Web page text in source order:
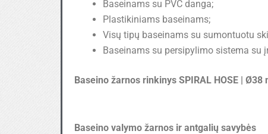
Baseinams su PVC danga;
Plastikiniams baseinams;
Visų tipų baseinams su sumontuotu
Baseinams su persipylimo sistema su
Baseino žarnos rinkinys SPIRAL HOSE | Ø38
Baseino valymo žarnos ir antgalių savybės